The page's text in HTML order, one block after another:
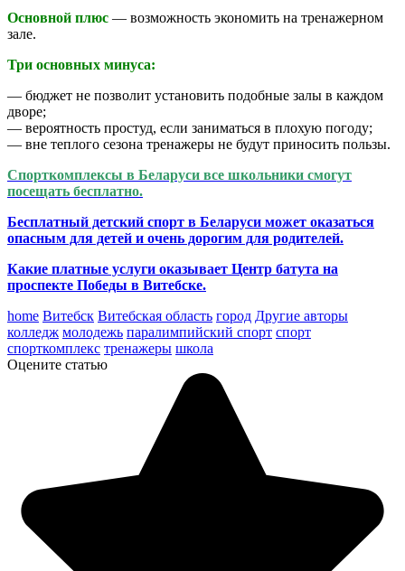
Основной плюс — возможность экономить на тренажерном
зале.
Три основных минуса:
— бюджет не позволит установить подобные залы в каждом
дворе;
— вероятность простуд, если заниматься в плохую погоду;
— вне теплого сезона тренажеры не будут приносить пользы.
Спорткомплексы в Беларуси все школьники смогут
посещать бесплатно.
Бесплатный детский спорт в Беларуси может оказаться
опасным для детей и очень дорогим для родителей.
Какие платные услуги оказывает Центр батута на
проспекте Победы в Витебске.
home Витебск Витебская область город Другие авторы
колледж молодежь паралимпийский спорт спорт
спорткомплекс тренажеры школа
Оцените статью